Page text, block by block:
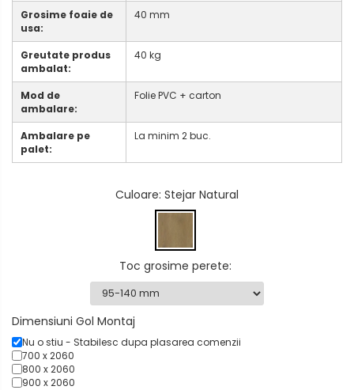
Grosime foaie de
usa:
40 mm
Greutate produs
ambalat:
40 kg
Mod de
ambalare:
Folie PVC + carton
Ambalare pe
palet:
La minim 2 buc.
Culoare: Stejar Natural
Toc grosime perete:
Dimensiuni Gol Montaj
Nu o stiu - Stabilesc dupa plasarea comenzii
700 x 2060
800 x 2060
900 x 2060